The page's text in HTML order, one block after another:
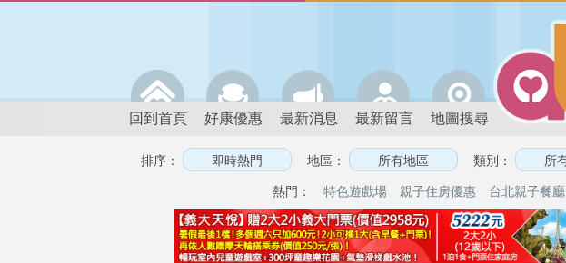
回到首頁 好康優惠 最新消息 最新留言 地圖搜尋
排序： 地區： 類別：
熱門： 特色遊戲場 親子住房優惠 台北親子餐廳